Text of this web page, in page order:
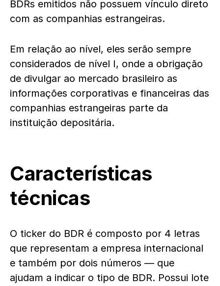
BDRs emitidos não possuem vínculo direto
com as companhias estrangeiras.
Em relação ao nível, eles serão sempre
considerados de nível I, onde a obrigação
de divulgar ao mercado brasileiro as
informações corporativas e financeiras das
companhias estrangeiras parte da
instituição depositária.
Características
técnicas
O ticker do BDR é composto por 4 letras
que representam a empresa internacional
e também por dois números — que
ajudam a indicar o tipo de BDR. Possui lote